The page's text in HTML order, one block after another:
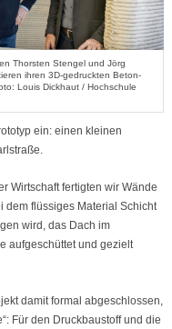
Thorsten Stengel und Jörg
ihren 3D-gedruckten Beton-
Louis Dickhaut / Hochschule
ein: einen kleinen
Wirtschaft fertigten wir Wände
dem flüssiges Material Schicht
wird, das Dach im
aufgeschüttet und gezielt
damit formal abgeschlossen,
Für den Druckbaustoff und die